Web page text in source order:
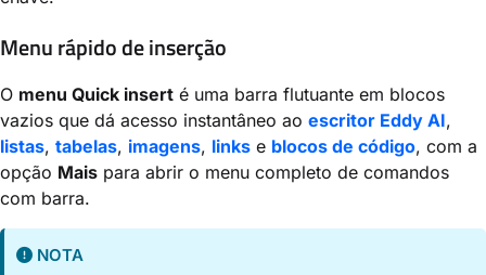
Menu rápido de inserção
O menu Quick insert é uma barra flutuante em blocos
vazios que dá acesso instantâneo ao escritor Eddy AI,
listas, tabelas, imagens, links e blocos de código, com a
opção Mais para abrir o menu completo de comandos
com barra.
NOTA